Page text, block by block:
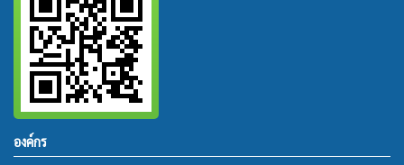
องค์กร